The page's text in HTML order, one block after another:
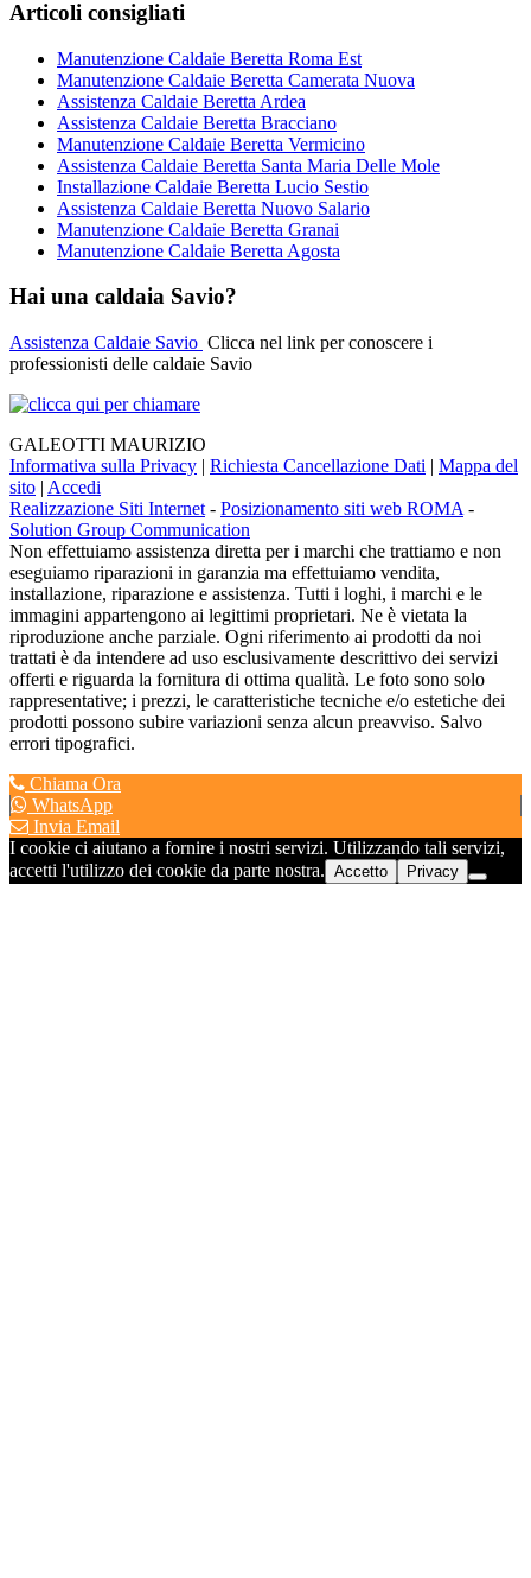
Articoli consigliati
Manutenzione Caldaie Beretta Roma Est
Manutenzione Caldaie Beretta Camerata Nuova
Assistenza Caldaie Beretta Ardea
Assistenza Caldaie Beretta Bracciano
Manutenzione Caldaie Beretta Vermicino
Assistenza Caldaie Beretta Santa Maria Delle Mole
Installazione Caldaie Beretta Lucio Sestio
Assistenza Caldaie Beretta Nuovo Salario
Manutenzione Caldaie Beretta Granai
Manutenzione Caldaie Beretta Agosta
Hai una caldaia Savio?
Assistenza Caldaie Savio Clicca nel link per conoscere i
professionisti delle caldaie Savio
GALEOTTI MAURIZIO
Informativa sulla Privacy | Richiesta Cancellazione Dati | Mappa del
sito | Accedi
Realizzazione Siti Internet - Posizionamento siti web ROMA -
Solution Group Communication
Non effettuiamo assistenza diretta per i marchi che trattiamo e non
eseguiamo riparazioni in garanzia ma effettuiamo vendita,
installazione, riparazione e assistenza. Tutti i loghi, i marchi e le
immagini appartengono ai legittimi proprietari. Ne è vietata la
riproduzione anche parziale. Ogni riferimento ai prodotti da noi
trattati è da intendere ad uso esclusivamente descrittivo dei servizi
offerti e riguarda la fornitura di ottima qualità. Le foto sono solo
rappresentative; i prezzi, le caratteristiche tecniche e/o estetiche dei
prodotti possono subire variazioni senza alcun preavviso. Salvo
errori tipografici.
Chiama Ora
WhatsApp
Invia Email
I cookie ci aiutano a fornire i nostri servizi. Utilizzando tali servizi,
accetti l'utilizzo dei cookie da parte nostra. Accetto Privacy